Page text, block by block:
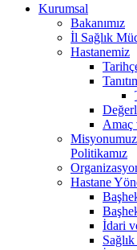
Kurumsal
Bakanımız
İl Sağlık
Hastanemiz
Amaç
Politikamız
Hastane
İdari